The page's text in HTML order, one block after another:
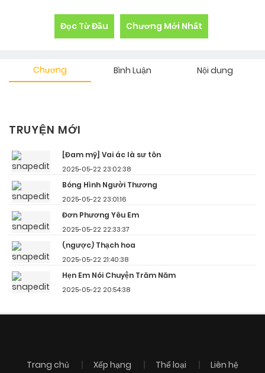
Đọc Từ Đầu Chương Mới Nhất
Chương Bình Luận Nội dung
TRUYỆN MỚI
[Đam mỹ] Vai ác là sư tôn
2025-05-22 23:02:38
Bóng Hình Người Thương
2025-05-22 23:01:16
Đơn Phương Yêu Em
2025-05-22 22:33:37
(ngược) Thạch hoa
2025-05-22 21:40:38
Hẹn Em Nói Chuyện Trăm Năm
2025-05-22 20:54:38
Trang chủ Xếp hạng Thể loại Liên hệ